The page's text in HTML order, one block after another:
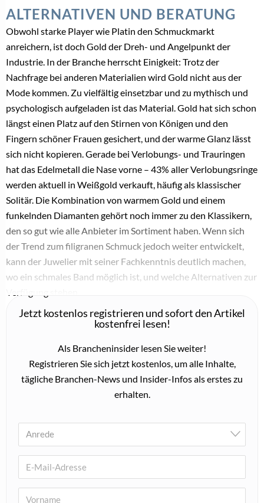
TRAURINGE & CO.
MONA Gold & Diamonds: Starke Präsentation mit
neuen Musterboxen
27. Oktober 2025
VERLOBUNGSRINGE
Männer entdecken den Verlobungsring: 40 Prozent
17. September 2025